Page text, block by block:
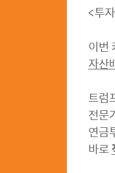
<투
이번
자산
트럼
전문
연금
바로